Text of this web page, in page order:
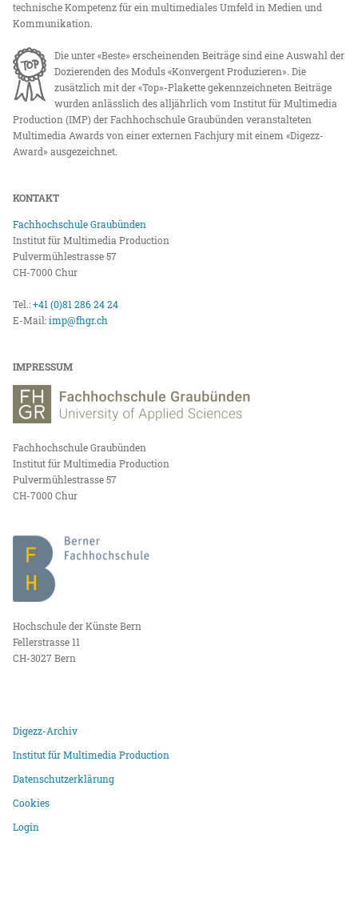
technische Kompetenz für ein multimediales Umfeld in Medien und
Kommunikation.
Die unter «Beste» erscheinenden Beiträge sind eine Auswahl der
Dozierenden des Moduls «Konvergent Produzieren». Die
zusätzlich mit der «Top»-Plakette gekennzeichneten Beiträge
wurden anlässlich des alljährlich vom Institut für Multimedia
Production (IMP) der Fachhochschule Graubünden veranstalteten
Multimedia Awards von einer externen Fachjury mit einem «Digezz-
Award» ausgezeichnet.
KONTAKT
Fachhochschule Graubünden
Institut für Multimedia Production
Pulvermühlestrasse 57
CH-7000 Chur
Tel.:+41 (0)81 286 24 24
E-Mail:imp@fhgr.ch
IMPRESSUM
Fachhochschule Graubünden
Institut für Multimedia Production
Pulvermühlestrasse 57
CH-7000 Chur
Hochschule der Künste Bern
Fellerstrasse 11
CH-3027 Bern
Digezz-Archiv
Institut für Multimedia Production
Datenschutzerklärung
Cookies
Login